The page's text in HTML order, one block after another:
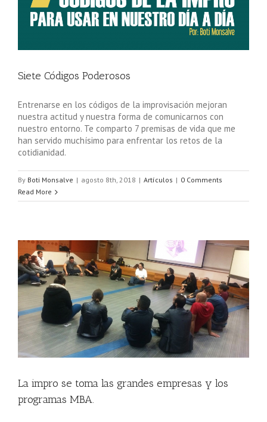
Siete Códigos Poderosos
Entrenarse en los códigos de la improvisación mejoran
nuestra actitud y nuestra forma de comunicarnos con
nuestro entorno. Te comparto 7 premisas de vida que me
han servido muchísimo para enfrentar los retos de la
cotidianidad.
By Boti Monsalve | agosto 8th, 2018 | Artículos | 0 Comments
Read More
La impro se toma las grandes empresas y los
programas MBA.